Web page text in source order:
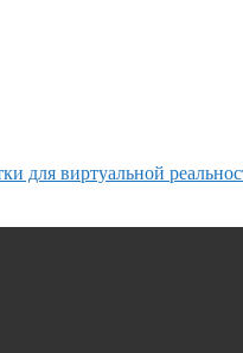
для виртуальной